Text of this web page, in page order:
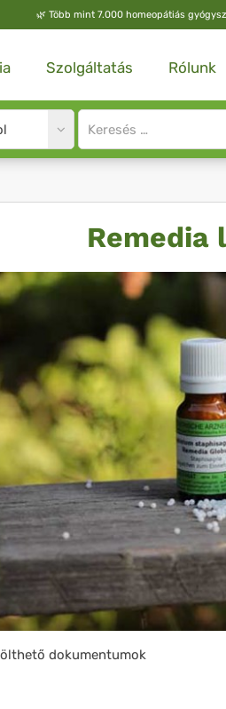
🌿 Több mint 7.000 homeopátiás
Szolgáltatás Rólunk
Site
search
Remedia
dokumentumok